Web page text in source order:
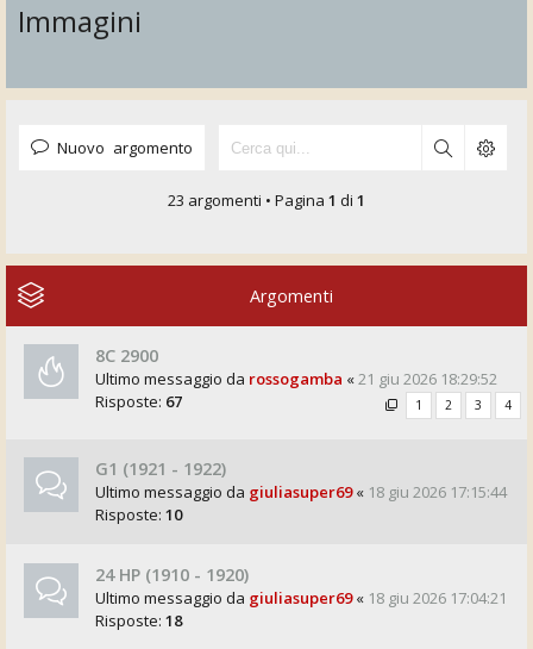
Immagini
Nuovo argomento
23 argomenti • Pagina 1 di 1
Argomenti
8C 2900
Ultimo messaggio da rossogamba «21 giu 2026 18:29:52
Risposte: 67 1 2 3 4
G1 (1921 - 1922)
Ultimo messaggio da giuliasuper69« 18 giu 2026 17:15:44
Risposte: 10
24 HP (1910 - 1920)
Ultimo messaggio da giuliasuper69« 18 giu 2026 17:04:21
Risposte: 18